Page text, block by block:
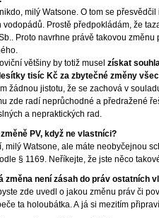
milý Watsone. O tom se
vodopádů. Prostě předpokládám, že
Proto navrhne právě takovou
většiny by totiž muselzískat
tisíc Kč za zbytečné změny
žádnou jistotu, že se zachová v
zde radí neprůchodné a předražené
a nepraktických rad.
PV, když ne vlastníci?
milý Watsone, ale máte neobyčejnou
§ 1169. Neříkejte, že jste něco
změna není zásah do práv ostatních
zde uvedl o jakou změnu práv či
ta holoubátka. A já si mezitím